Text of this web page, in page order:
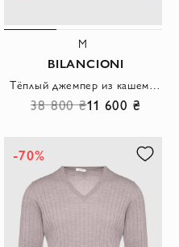
M
BILANCIONI
38 800 ₴11 600 ₴
-70%